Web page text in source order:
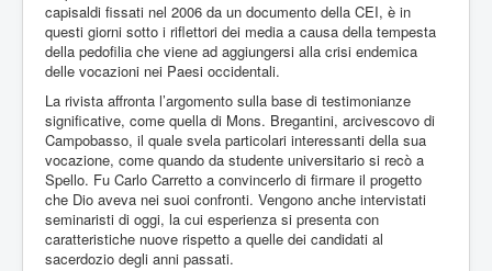
t
t
u
a
l
e
:
0
/
5
capisaldi fissati nel 2006 da un documento della CEI, è in
questi giorni sotto i riflettori dei media a causa della tempesta
della pedofilia che viene ad aggiungersi alla crisi endemica
delle vocazioni nei Paesi occidentali.
La rivista affronta l’argomento sulla base di testimonianze
significative, come quella di Mons. Bregantini, arcivescovo di
Campobasso, il quale svela particolari interessanti della sua
vocazione, come quando da studente universitario si recò a
Spello. Fu Carlo Carretto a convincerlo di firmare il progetto
che Dio aveva nei suoi confronti. Vengono anche intervistati
seminaristi di oggi, la cui esperienza si presenta con
caratteristiche nuove rispetto a quelle dei candidati al
sacerdozio degli anni passati.